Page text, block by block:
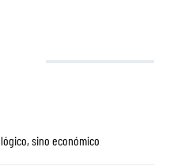
sino económico